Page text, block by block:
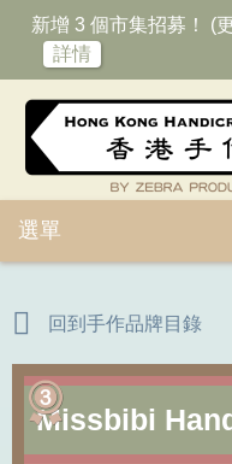
新增 3 個市集招募！ (
詳情
選單
回到手作品牌目錄
Missbibi